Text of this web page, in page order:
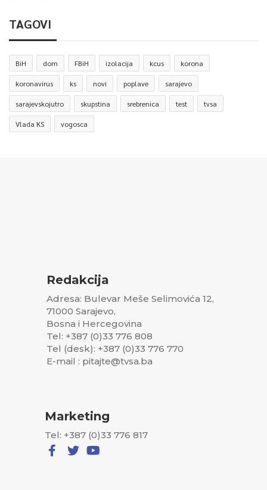
TAGOVI
BiH dom FBiH izolacija kcus korona
koronavirus ks novi poplave sarajevo
sarajevskojutro skupstina srebrenica test tvsa
Vlada KS vogosca
Redakcija
Adresa: Bulevar Meše Selimovića 12,
71000 Sarajevo,
Bosna i Hercegovina
Tel: +387 (0)33 776 808
Tel (desk): +387 (0)33 776 770
E-mail : pitajte@tvsa.ba
Marketing
Tel: +387 (0)33 776 817